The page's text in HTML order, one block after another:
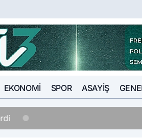
EKONOMI SPOR ASAYIŞ